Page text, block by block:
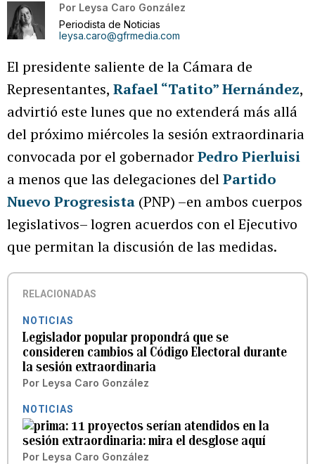
Por Leysa Caro González
Periodista de Noticias
leysa.caro@gfrmedia.com
El presidente saliente de la Cámara de
Representantes, Rafael “Tatito” Hernández,
advirtió este lunes que no extenderá más allá
del próximo miércoles la sesión extraordinaria
convocada por el gobernadorPedro Pierluisi
a menos que las delegaciones delPartido
Nuevo Progresista (PNP) –en ambos cuerpos
legislativos– logren acuerdos con el Ejecutivo
que permitan la discusión de las medidas.
RELACIONADAS
NOTICIAS
Legislador popular propondrá que se
consideren cambios al Código Electoral durante
la sesión extraordinaria
Por Leysa Caro González
NOTICIAS
11 proyectos serían atendidos en la
sesión extraordinaria: mira el desglose aquí
Por Leysa Caro González